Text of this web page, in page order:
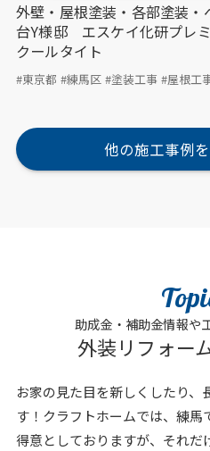
外壁・屋根塗装・各部塗装
台Y様邸 エスケイ化研プレ
クールタイト
#東京都 #練馬区 #塗装工事 #屋根工
他の施工事例
助成金・補助金情報や
外装リフォー
お家の見た目を新しくしたり、
す！クラフトホームでは、練馬
得意としておりますが、それだ